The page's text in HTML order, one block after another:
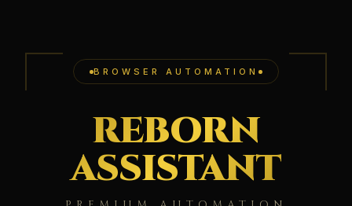
BROWSER AUTOMATION
REBORN
ASSISTANT